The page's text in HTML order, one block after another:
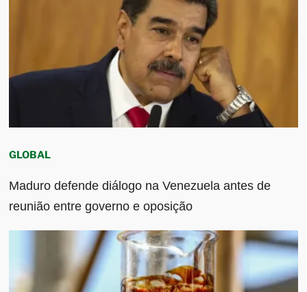
GLOBAL
Maduro defende diálogo na Venezuela antes de
reunião entre governo e oposição